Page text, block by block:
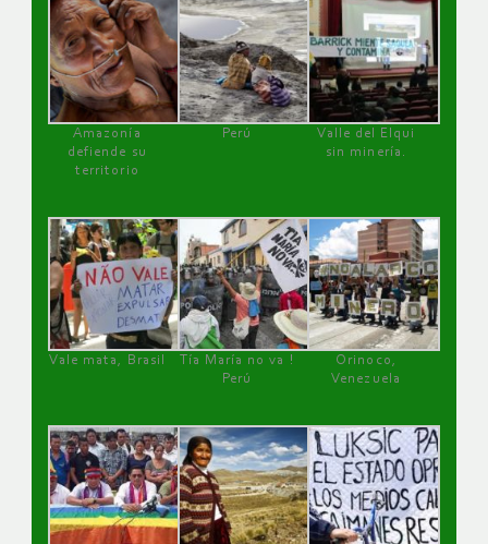
Amazonía
defiende su
territorio
Perú
Valle del Elqui
sin minería.
Vale mata, Brasil
Tía María no va !
Perú
Orinoco,
Venezuela